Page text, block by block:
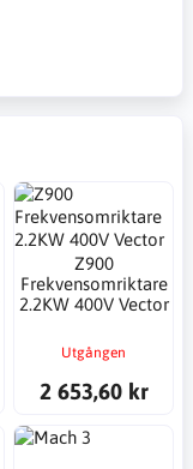
Z900
Frekvensomriktare
2.2KW 400V Vector
Utgången
2 653,60 kr